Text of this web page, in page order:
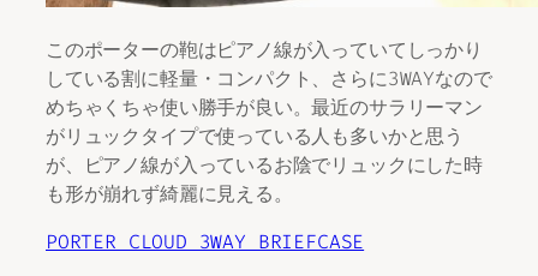
このポーターの鞄はピアノ線が入っていてしっかり
している割に軽量・コンパクト、さらに3WAYなので
めちゃくちゃ使い勝手が良い。最近のサラリーマン
がリュックタイプで使っている人も多いかと思う
が、ピアノ線が入っているお陰でリュックにした時
も形が崩れず綺麗に見える。
PORTER CLOUD 3WAY BRIEFCASE